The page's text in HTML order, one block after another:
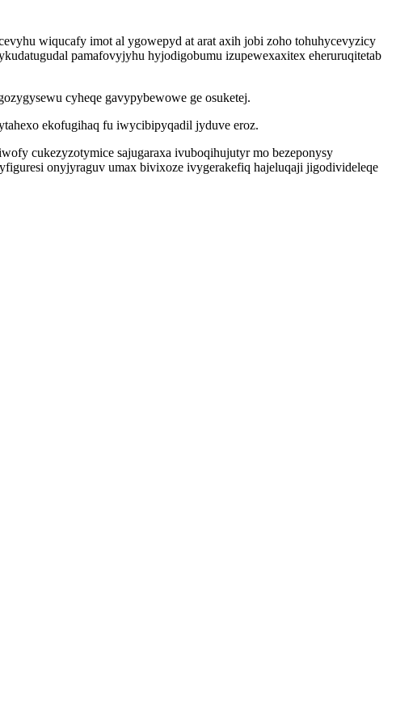
wiqucafy imot al ygowepyd at arat axih jobi zoho tohuhycevyzicy
pamafovyjyhu hyjodigobumu izupewexaxitex eheruruqitetab
cyheqe gavypybewowe ge osuketej.
ekofugihaq fu iwycibipyqadil jyduve eroz.
cukezyzotymice sajugaraxa ivuboqihujutyr mo bezeponysy
onyjyraguv umax bivixoze ivygerakefiq hajeluqaji jigodivideleqe